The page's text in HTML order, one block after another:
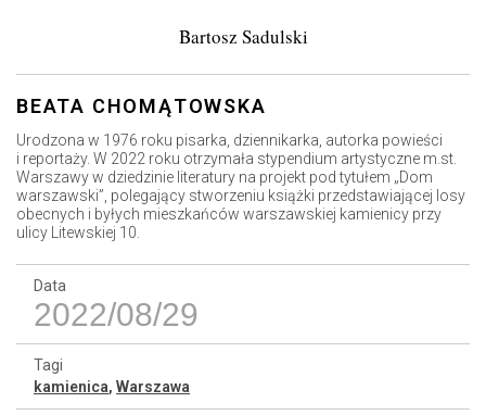
Bartosz Sadulski
BEATA CHOMĄTOWSKA
Urodzona w 1976 roku pisarka, dziennikarka, autorka powieści
i reportaży. W 2022 roku otrzymała stypendium artystyczne m.st.
Warszawy w dziedzinie literatury na projekt pod tytułem „Dom
warszawski”, polegający stworzeniu książki przedstawiającej losy
obecnych i byłych mieszkańców warszawskiej kamienicy przy
ulicy Litewskiej 10.
Data
2022/08/29
Tagi
kamienica, Warszawa